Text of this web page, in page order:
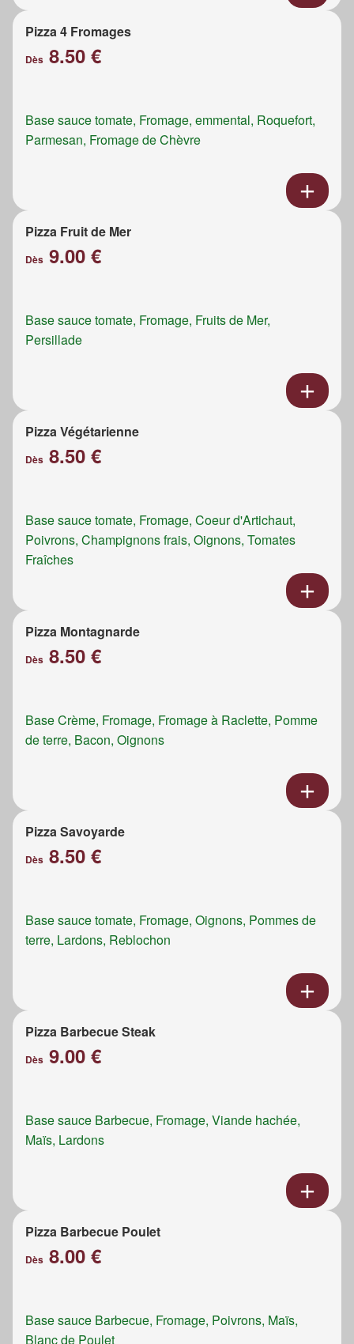
Pizza 4 Fromages
Dès 8.50 €
Base sauce tomate, Fromage, emmental, Roquefort,
Parmesan, Fromage de Chèvre
Pizza Fruit de Mer
Dès 9.00 €
Base sauce tomate, Fromage, Fruits de Mer,
Persillade
Pizza Végétarienne
Dès 8.50 €
Base sauce tomate, Fromage, Coeur d'Artichaut,
Poivrons, Champignons frais, Oignons, Tomates
Fraîches
Pizza Montagnarde
Dès 8.50 €
Base Crème, Fromage, Fromage à Raclette, Pomme
de terre, Bacon, Oignons
Pizza Savoyarde
Dès 8.50 €
Base sauce tomate, Fromage, Oignons, Pommes de
terre, Lardons, Reblochon
Pizza Barbecue Steak
Dès 9.00 €
Base sauce Barbecue, Fromage, Viande hachée,
Maïs, Lardons
Pizza Barbecue Poulet
Dès 8.00 €
Base sauce Barbecue, Fromage, Poivrons, Maïs,
Blanc de Poulet